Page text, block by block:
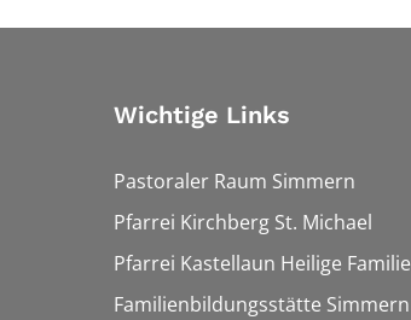
Wichtige Links
Pastoraler Raum Simmern
Pfarrei Kirchberg St. Michael
Pfarrei Kastellaun Heilige Familie
Familienbildungsstätte Simmern